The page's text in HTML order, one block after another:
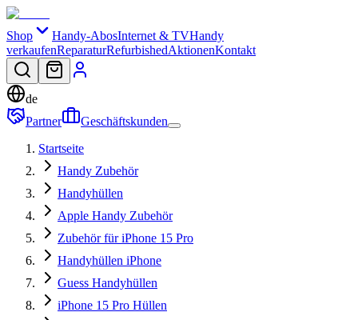
Shop Handy-AbosInternet & TVHandy
verkaufenReparaturRefurbishedAktionenKontakt
de
Partner
Geschäftskunden
Startseite
Handy Zubehör
Handyhüllen
Apple Handy Zubehör
Zubehör für iPhone 15 Pro
Handyhüllen iPhone
Guess Handyhüllen
iPhone 15 Pro Hüllen